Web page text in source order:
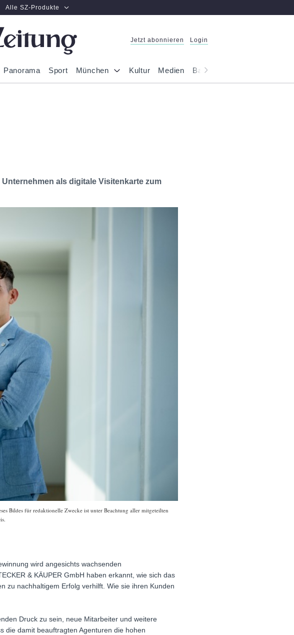
Alle SZ-Produkte
Jetzt abonnieren Login
Panorama Sport München Kultur Medien Bayern
als digitale Visitenkarte zum
Bildes für redaktionelle Zwecke ist unter Beachtung aller mitgeteilten
wird angesichts wachsenden
& KÄUPER GmbH haben erkannt, wie sich das
zu nachhaltigem Erfolg verhilft. Wie sie ihren Kunden
Druck zu sein, neue Mitarbeiter und weitere
die damit beauftragten Agenturen die hohen